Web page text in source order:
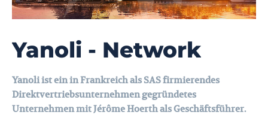
Yanoli - Network
Yanoli ist ein in Frankreich als SAS firmierendes
Direktvertriebsunternehmen gegründetes
Unternehmen mit Jérôme Hoerth als Geschäftsführer.